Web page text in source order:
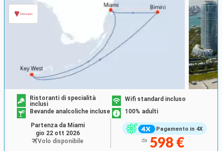
Pagamento in 4X
Ristoranti di specialità
inclusi
Wifi standard incluso
Bevande analcoliche incluse
100% adulti
da 598 €
Partenza da Miami
gio 22 ott 2026
Volo disponibile